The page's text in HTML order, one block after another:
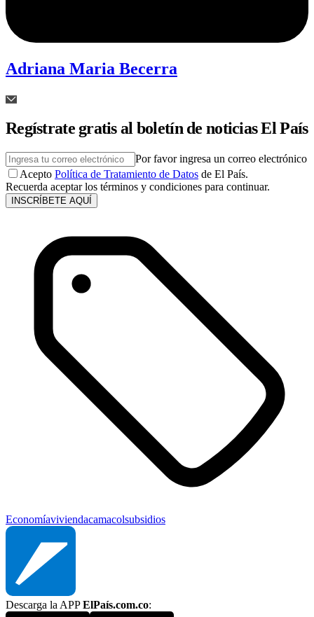
Adriana Maria Becerra
Regístrate gratis al boletín de noticias El País
Por favor ingresa un correo electrónico
Acepto Política de Tratamiento de Datos de El País.
Recuerda aceptar los términos y condiciones para continuar.
INSCRÍBETE AQUÍ
Economíaviviendacamacolsubsidios
Descarga la APPElPaís.com.co: